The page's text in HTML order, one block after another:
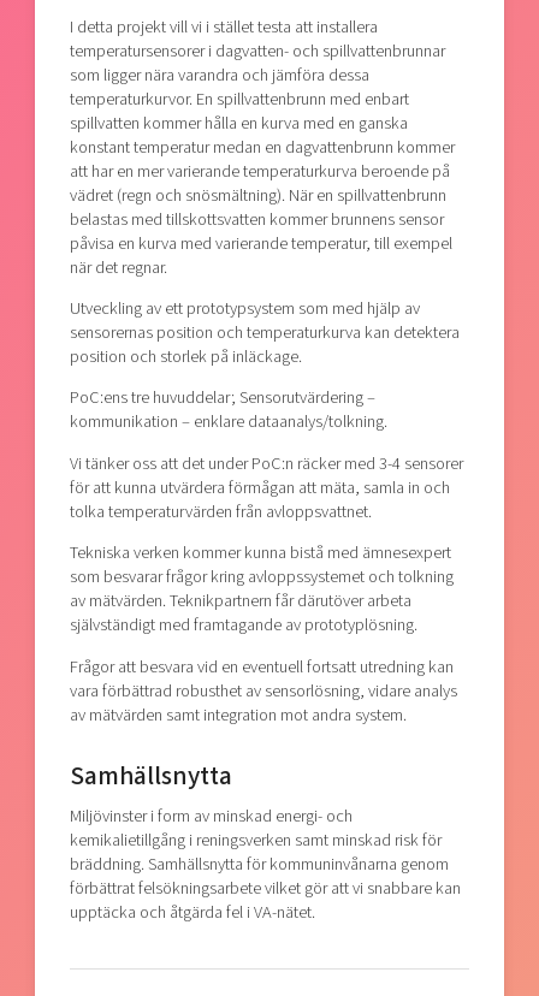
I detta projekt vill vi i stället testa att installera
temperatursensorer i dagvatten- och spillvattenbrunnar
som ligger nära varandra och jämföra dessa
temperaturkurvor. En spillvattenbrunn med enbart
spillvatten kommer hålla en kurva med en ganska
konstant temperatur medan en dagvattenbrunn kommer
att har en mer varierande temperaturkurva beroende på
vädret (regn och snösmältning). När en spillvattenbrunn
belastas med tillskottsvatten kommer brunnens sensor
påvisa en kurva med varierande temperatur, till exempel
när det regnar.
Utveckling av ett prototypsystem som med hjälp av
sensorernas position och temperaturkurva kan detektera
position och storlek på inläckage.
PoC:ens tre huvuddelar; Sensorutvärdering –
kommunikation – enklare dataanalys/tolkning.
Vi tänker oss att det under PoC:n räcker med 3-4 sensorer
för att kunna utvärdera förmågan att mäta, samla in och
tolka temperaturvärden från avloppsvattnet.
Tekniska verken kommer kunna bistå med ämnesexpert
som besvarar frågor kring avloppssystemet och tolkning
av mätvärden. Teknikpartnern får därutöver arbeta
självständigt med framtagande av prototyplösning.
Frågor att besvara vid en eventuell fortsatt utredning kan
vara förbättrad robusthet av sensorlösning, vidare analys
av mätvärden samt integration mot andra system.
Samhällsnytta
Miljövinster i form av minskad energi- och
kemikalietillgång i reningsverken samt minskad risk för
bräddning. Samhällsnytta för kommuninvånarna genom
förbättrat felsökningsarbete vilket gör att vi snabbare kan
upptäcka och åtgärda fel i VA-nätet.